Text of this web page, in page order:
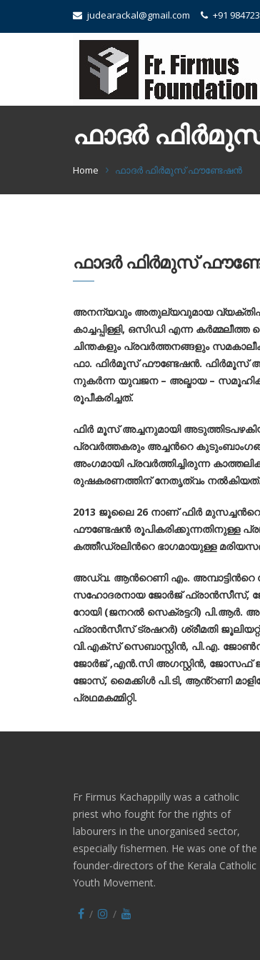
judearackal@gmail.com +91
ഫാദർ
Home ഫാദർ ഫിർമുസ് ഫൗണ്ടേഷൻ
ഫാദർ ഫിർമുസ്
അനന്യവും അതുല്യവുമായ
കാച്ചപ്പിള്ളി, ഒസിഡി എന്ന
ചിന്തകളും പ്രവർത്തനങ്ങളും
ഫാ. ഫിർമൂസ് ഫൗണ്ടേഷൻ. ഫിർമൂസ്
നുകർന്ന യുവജന – അല്മായ –
രൂപീകരിച്ചത്.
ഫിർ മൂസ് അച്ചനുമായി
പ്രവർത്തകരും അച്ചന്‍റെ
അംഗമായി പ്രവർത്തിച്ചിരുന്ന
രുഷകരണത്തിന് നേതൃത്വം
2013 ജൂലൈ 26 നാണ് ഫിർ മുസച്ചന്‍റെ
ഫൗണ്ടേഷൻ രൂപികരിക്കുന്നതിനുള്ള
കത്തീഡ്രലിന്‍റെ ഭാഗമായുള്ള
അഡ്വ. ആന്‍റെണി എം. അമ്പാട്ടിന്‍റെ
സഹോദരനായ ജോർജ് ഫ്രാൻസീസ്,
റോയി (ജനറൽ സെക്രട്ടറി)
ഫ്രാൻസീസ് ട്രഷറർ) ശ്രീമതി
വി.എക്സ് സെബാസ്റ്റിൻ, പി.എ.
ജോർജ് ,എൻ.സി അഗസ്റ്റിൻ, ജോസഫ്
ജോസ്, മൈക്കിൾ പി.ടി, ആൻ്റണി
പ്രഥമകമ്മിറ്റി.
Fr Firmus Kachappilly was a catholic
priest who fought for the rights of
labourers in the unorganised sector,
especially fishermen. He was one of the
founder-directors of the Kerala Catholic
Youth Movement.